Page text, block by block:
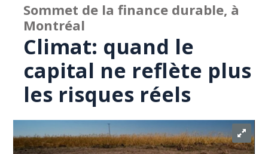
Sommet de la finance durable, à
Montréal
Climat: quand le
capital ne reflète plus
les risques réels